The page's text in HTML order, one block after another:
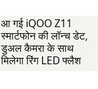
आ गई iQOO Z11
स्मार्टफोन की लॉन्च डेट,
डुअल कैमरा के साथ
मिलेगा रिंग LED फ्लैश